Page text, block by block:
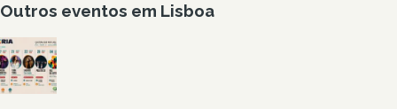
Outros eventos em Lisboa